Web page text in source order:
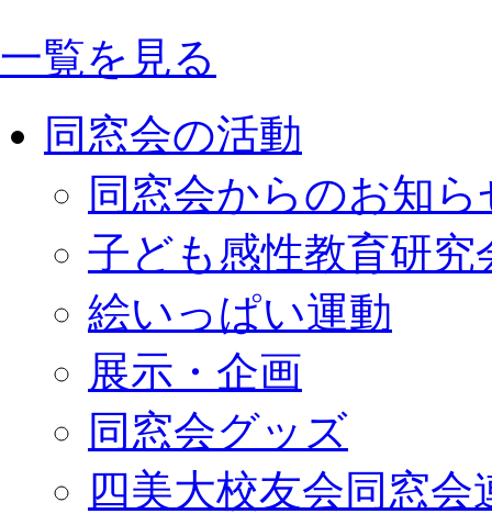
一覧を見る
同窓会の活動
同窓会からのお知ら
子ども感性教育研究
絵いっぱい運動
展示・企画
同窓会グッズ
四美大校友会同窓会